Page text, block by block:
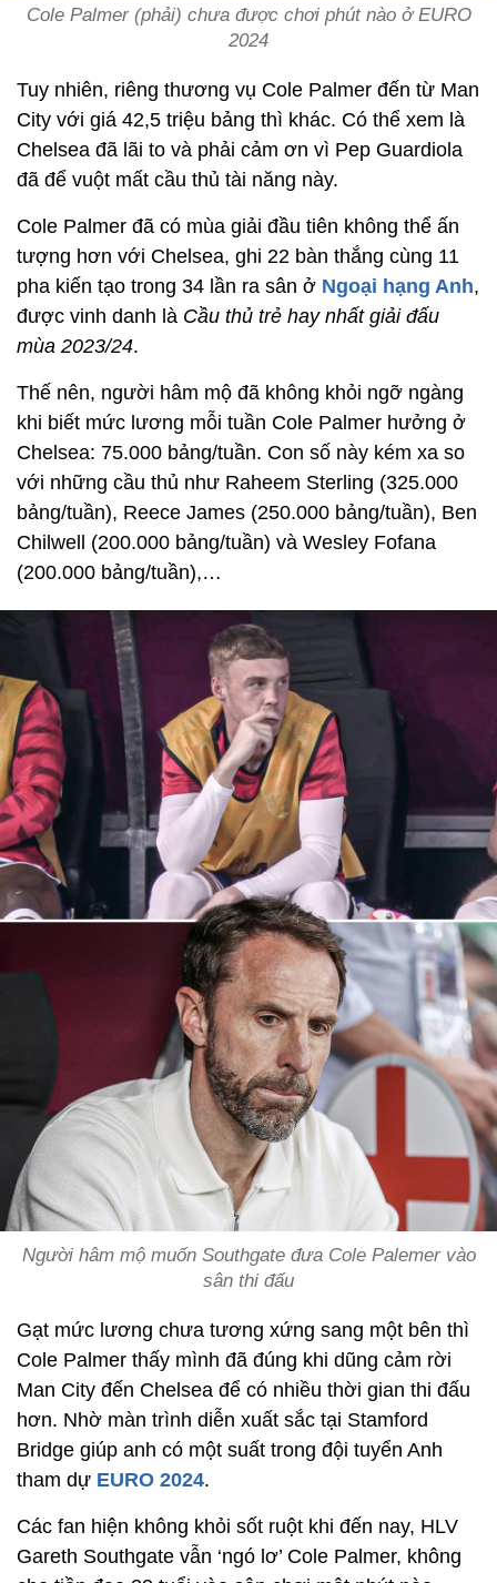
Cole Palmer (phải) chưa được chơi phút nào ở EURO
2024
Tuy nhiên, riêng thương vụ Cole Palmer đến từ Man
City với giá 42,5 triệu bảng thì khác. Có thể xem là
Chelsea đã lãi to và phải cảm ơn vì Pep Guardiola
đã để vuột mất cầu thủ tài năng này.
Cole Palmer đã có mùa giải đầu tiên không thể ấn
tượng hơn với Chelsea, ghi 22 bàn thắng cùng 11
pha kiến tạo trong 34 lần ra sân ở Ngoại hạng Anh,
được vinh danh là Cầu thủ trẻ hay nhất giải đấu
mùa 2023/24.
Thế nên, người hâm mộ đã không khỏi ngỡ ngàng
khi biết mức lương mỗi tuần Cole Palmer hưởng ở
Chelsea: 75.000 bảng/tuần. Con số này kém xa so
với những cầu thủ như Raheem Sterling (325.000
bảng/tuần), Reece James (250.000 bảng/tuần), Ben
Chilwell (200.000 bảng/tuần) và Wesley Fofana
(200.000 bảng/tuần),…
Người hâm mộ muốn Southgate đưa Cole Palemer vào
sân thi đấu
Gạt mức lương chưa tương xứng sang một bên thì
Cole Palmer thấy mình đã đúng khi dũng cảm rời
Man City đến Chelsea để có nhiều thời gian thi đấu
hơn. Nhờ màn trình diễn xuất sắc tại Stamford
Bridge giúp anh có một suất trong đội tuyển Anh
tham dự EURO 2024.
Các fan hiện không khỏi sốt ruột khi đến nay, HLV
Gareth Southgate vẫn ‘ngó lơ’ Cole Palmer, không